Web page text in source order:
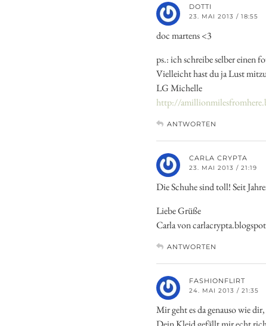
DOTTI
23. MAI 2013 / 18:55
doc martens <3
ps.: ich schreibe selber einen
Vielleicht hast du ja Lust
LG Michelle
http://
ANTWORTEN
CARLA CRYPTA
23. MAI 2013 / 21:19
Die Schuhe sind toll! Seit
Liebe Grüße
Carla von
ANTWORTEN
FASHIONFLIRT
24. MAI 2013 / 21:35
Mir geht es da genauso wie